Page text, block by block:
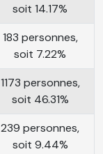
soit 14.17%
183 personnes,
soit 7.22%
1173 personnes,
soit 46.31%
239 personnes,
soit 9.44%